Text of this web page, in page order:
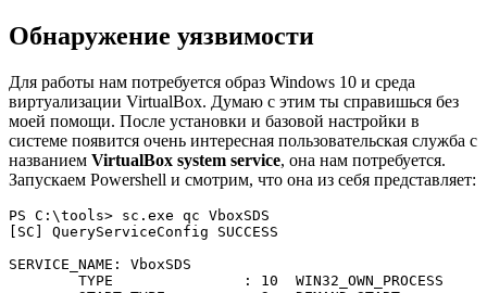
Обнаружение уязвимости
Для работы нам потребуется образ Windows 10 и среда
виртуализации VirtualBox. Думаю с этим ты справишься без
моей помощи. После установки и базовой настройки в
системе появится очень интересная пользовательская служба с
названием VirtualBox system service, она нам потребуется.
Запускаем Powershell и смотрим, что она из себя представляет:
PS C:\tools> sc.exe qc VboxSDS
[SC] QueryServiceConfig SUCCESS
SERVICE_NAME: VboxSDS
        TYPE               : 10  WIN32_OWN_PROCESS